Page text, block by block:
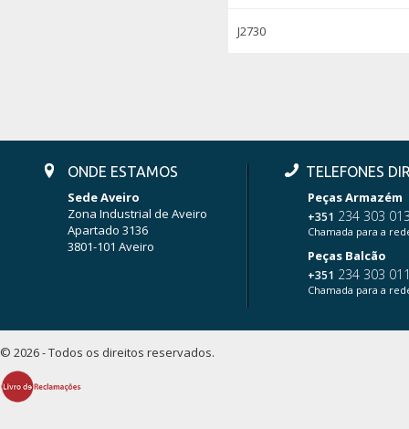
J2730
ONDE ESTAMOS
Sede Aveiro
Zona Industrial de Aveiro
Apartado 3136
3801-101 Aveiro
TELEFONES
Peças Armazém
+351 234 303
Chamada para a
Peças Balcão
+351 234 303
Chamada para a
© 2026 - Todos os direitos reservados.